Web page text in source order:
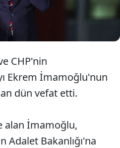
CHP'nin
Ekrem İmamoğlu'nun
dün vefat etti.
alan İmamoğlu,
Adalet Bakanlığı'na